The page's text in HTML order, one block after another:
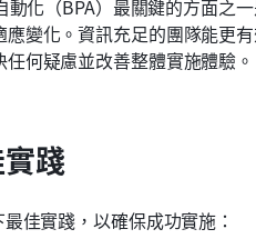
動化（BPA）最關鍵的方面之
變化。資訊充足的團隊能更
何疑慮並改善整體實施體驗。
踐
佳實踐，以確保成功實施：